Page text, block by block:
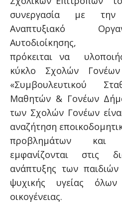
συνεργασία με
Αναπτυξιακό
Αυτοδιοίκησης,
πρόκειται να
κύκλο Σχολών
«Συμβουλευτικού
Μαθητών & Γονέων
των Σχολών Γονέων
αναζήτηση
προβλημάτων και
εμφανίζονται στις
ανάπτυξης των
ψυχικής υγείας
οικογένειας.